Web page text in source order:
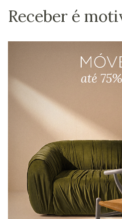
Receber é